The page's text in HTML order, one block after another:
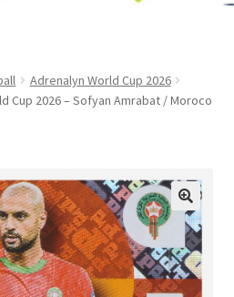
Adrenalyn World Cup 2026
Cup 2026 – Sofyan Amrabat / Moroco